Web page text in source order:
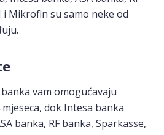
i Mikrofin su samo neke od
vam omogućavaju
dok Intesa banka
banka, RF banka, Sparkasse,